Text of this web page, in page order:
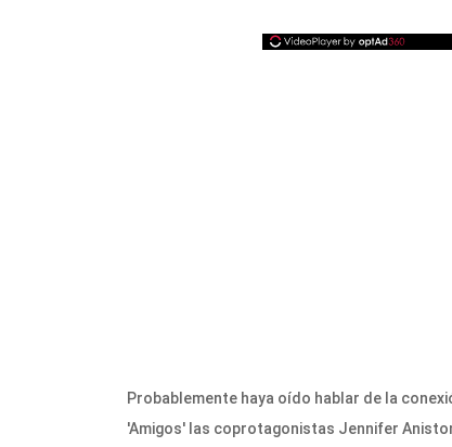
Probablemente haya oído hablar de la
'Amigos' las coprotagonistas Jennifer